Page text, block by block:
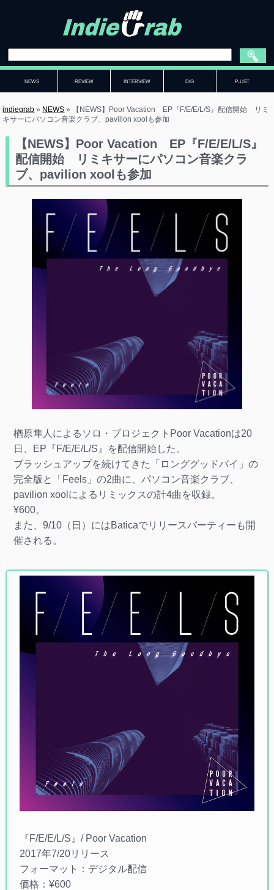
NEWS REVIEW INTERVIEW DIG P-LIST
indiegrab » NEWS »
【NEWS】Poor Vacation EP『F/E/E/L/S』配信開始 リミ
キサーにパソコン音楽クラブ、pavilion xoolも参加
【NEWS】Poor Vacation EP『F/E/E/L/S』
配信開始 リミキサーにパソコン音楽クラ
ブ、pavilion xoolも参加
楢原隼人によるソロ・プロジェクトPoor Vacationは20
日、EP『F/E/E/L/S』を配信開始した。
ブラッシュアップを続けてきた「ロンググッドバイ」の
完全版と「Feels」の2曲に、パソコン音楽クラブ、
pavilion xoolによるリミックスの計4曲を収録。
¥600。
また、9/10（日）にはBaticaでリリースパーティーも開
催される。
『F​/​E​/​E​/​L​/​S』/ Poor Vacation
2017年7/20リリース
フォーマット：デジタル配信
価格：¥600